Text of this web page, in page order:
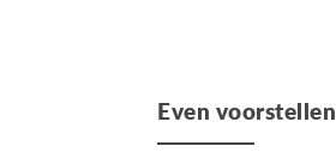
Even voorstellen